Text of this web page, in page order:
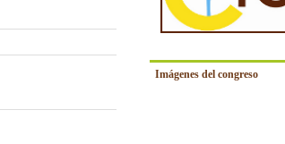
Imágenes del congreso